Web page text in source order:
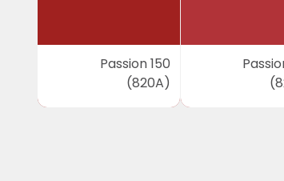
Passion 150
(820A)